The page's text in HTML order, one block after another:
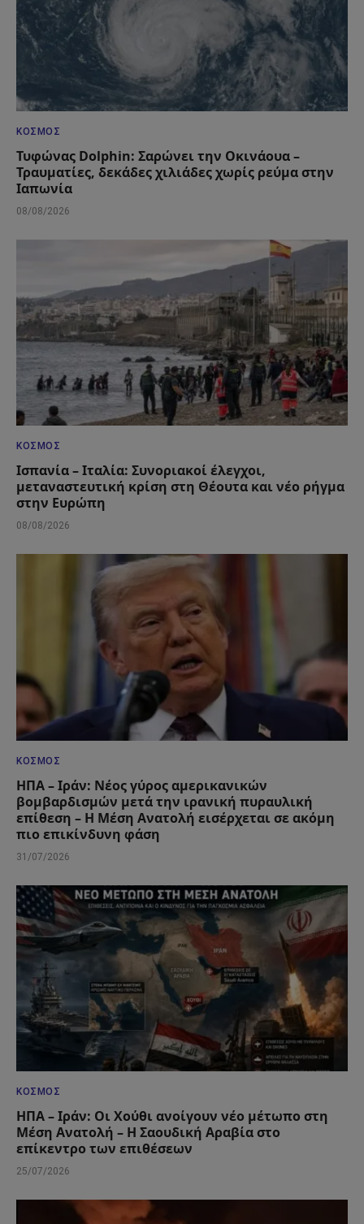
ΚΌΣΜΟΣ
Τυφώνας Dolphin: Σαρώνει την Οκινάουα –
Τραυματίες, δεκάδες χιλιάδες χωρίς ρεύμα στην
Ιαπωνία
08/08/2026
ΚΌΣΜΟΣ
Ισπανία – Ιταλία: Συνοριακοί έλεγχοι,
μεταναστευτική κρίση στη Θέουτα και νέο ρήγμα
στην Ευρώπη
08/08/2026
ΚΌΣΜΟΣ
ΗΠΑ – Ιράν: Νέος γύρος αμερικανικών
βομβαρδισμών μετά την ιρανική πυραυλική
επίθεση – Η Μέση Ανατολή εισέρχεται σε ακόμη
πιο επικίνδυνη φάση
31/07/2026
ΚΌΣΜΟΣ
ΗΠΑ – Ιράν: Οι Χούθι ανοίγουν νέο μέτωπο στη
Μέση Ανατολή – Η Σαουδική Αραβία στο
επίκεντρο των επιθέσεων
25/07/2026